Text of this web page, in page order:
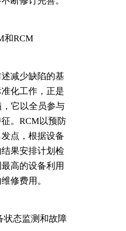
和RCM
减少缺陷的基
化工作，正是
它以全员参与
。RCM以预防
点，根据设备
果安排计划检
高的设备利用
修费用。
状态监测和故障